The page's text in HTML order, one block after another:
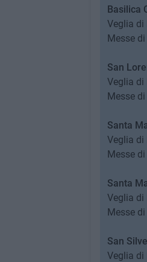
Basilica
Veglia di
Messe
San
Veglia di
​Messe
Santa
Veglia di
​Messe
Santa
Veglia di
​Messe
San
Veglia di